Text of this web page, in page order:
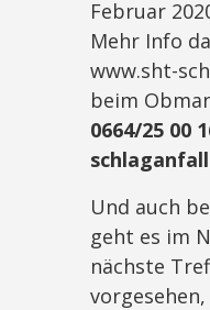
Februar
Mehr Info
www.sht-
beim
0664/25 00
Und auch
geht es im
nächste